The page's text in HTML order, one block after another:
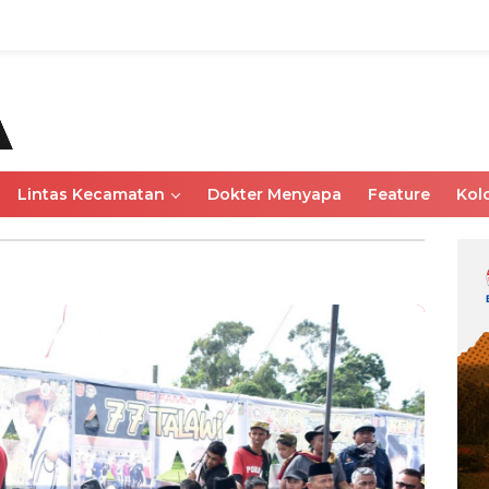
Lintas Kecamatan Dokter Menyapa Feature